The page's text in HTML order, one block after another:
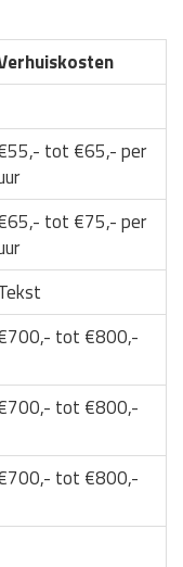
tot €65,- per
tot €75,- per
tot €800,-
tot €800,-
tot €800,-